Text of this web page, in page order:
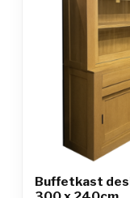
Buffetkast